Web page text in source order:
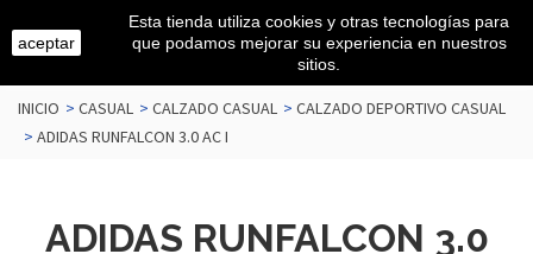
INICIO > CASUAL > CALZADO CASUAL > CALZADO DEPORTIVO CASUAL
> ADIDAS RUNFALCON 3.0 AC I
ADIDAS RUNFALCON 3.0
aceptar
Esta tienda utiliza cookies y otras tecnologías para
que podamos mejorar su experiencia en nuestros
sitios.